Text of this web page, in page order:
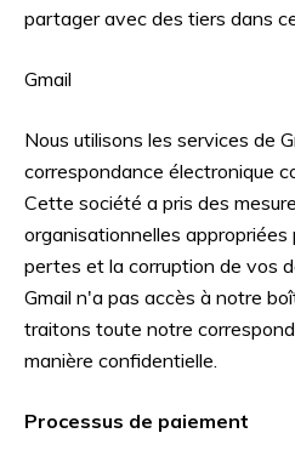
partager avec des tiers dans
Gmail
Nous utilisons les services de
correspondance électronique
Cette société a pris des
organisationnelles appropriées
pertes et la corruption de vos
Gmail n'a pas accès à notre
traitons toute notre
manière confidentielle.
Processus de paiement